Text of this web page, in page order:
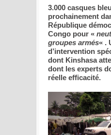
3.000 casques
prochainement
République
Congo pour «
groupes armés« .
d’intervention
dont Kinshasa
dont les experts
réelle efficacité.